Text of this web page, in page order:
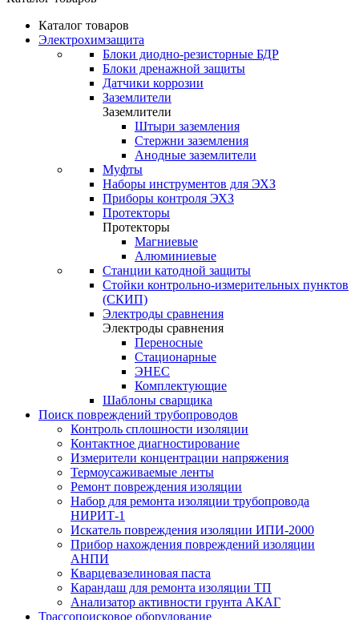
Каталог товаров
Электрохимзащита
Блоки диодно-резисторные БДР
Блоки дренажной защиты
Датчики коррозии
Заземлители
Заземлители
Штыри заземления
Стержни заземления
Анодные заземлители
Муфты
Наборы инструментов для ЭХЗ
Приборы контроля ЭХЗ
Протекторы
Протекторы
Магниевые
Алюминиевые
Станции катодной защиты
Стойки контрольно-измерительных пунктов
(СКИП)
Электроды сравнения
Электроды сравнения
Переносные
Стационарные
ЭНЕС
Комплектующие
Шаблоны сварщика
Поиск повреждений трубопроводов
Контроль сплошности изоляции
Контактное диагностирование
Измерители концентрации напряжения
Термоусаживаемые ленты
Ремонт повреждения изоляции
Набор для ремонта изоляции трубопровода
НИРИТ-1
Искатель повреждения изоляции ИПИ-2000
Прибор нахождения повреждений изоляции
АНПИ
Кварцевазелиновая паста
Карандаш для ремонта изоляции ТП
Анализатор активности грунта АКАГ
Трассопоисковое оборудование